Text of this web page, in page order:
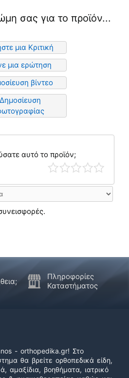
σας για το προϊόν...
μια Κριτική
μια ερώτηση
βίντεο
Δημοσίευση
αυτό το προϊόν;
Πληροφορίες
Καταστήματος
- orthopedika.gr! Στο
θα βρείτε ορθοπεδικά είδη,
αμαξίδια, βοηθήματα, ιατρικό